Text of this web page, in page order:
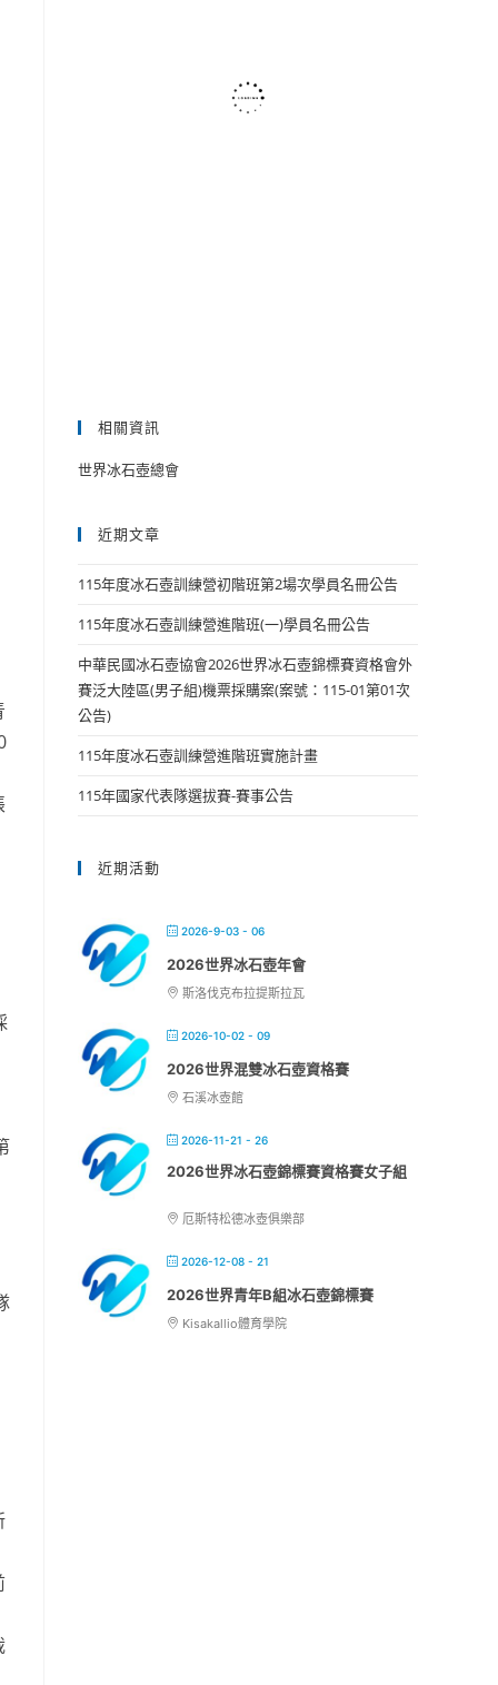
相關資訊
世界冰石壺總會
近期文章
115年度冰石壺訓練營初階班第2場次學員名冊公告
115年度冰石壺訓練營進階班(一)學員名冊公告
中華民國冰石壺協會2026世界冰石壺錦標賽資格會外
賽泛大陸區(男子組)機票採購案(案號：115-01第01次
公告)
115年度冰石壺訓練營進階班實施計畫
115年國家代表隊選拔賽-賽事公告
近期活動
2026-9-03 - 06
2026世界冰石壺年會
斯洛伐克布拉提斯拉瓦
2026-10-02 - 09
2026世界混雙冰石壺資格賽
石溪冰壺館
2026-11-21 - 26
2026世界冰石壺錦標賽資格賽女子組
厄斯特松德冰壺俱樂部
2026-12-08 - 21
2026世界青年B組冰石壺錦標賽
Kisakallio體育學院